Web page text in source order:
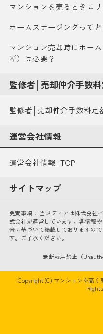
マンションを売るときに
ホームステージングって
マンション売却時にホー
断）は必要？
監修者│売却仲介手数
監修者│売却仲介手数料定
運営会社情報
運営会社情報_TOP
サイトマップ
免責事項： 当メディアは株式会社
式会社が運営しています。各情報
査に基づいて掲載しておりますの
す。ご了承ください。
無断転用禁止（
Copyright (C) マンションを高く